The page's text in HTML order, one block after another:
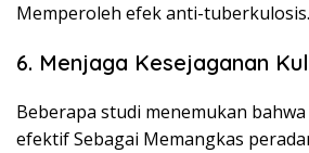
Memperoleh efek anti-tuberkulosis.
6. Menjaga Kesejaganan
Beberapa studi menemukan
efektif Sebagai Memangkas